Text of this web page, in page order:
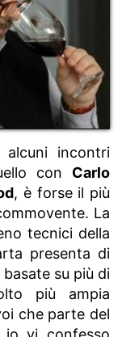
incontri
con Carlo
, è forse il più
La
tecnici della
presenta di
su più di
più ampia
che parte del